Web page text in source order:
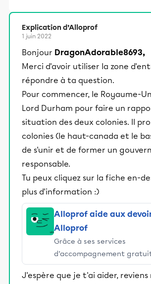
Explication d’Alloprof
1 juin 2022
Bonjour DragonAdorable8693,
Merci d'avoir utiliser la zone
répondre à ta question.
Pour commencer, le Royaume-
Lord Durham pour faire un
situation des deux colonies. Il
colonies (le haut-canada et le
de s'unir et de former un
responsable.
Tu peux cliquez sur la fiche en-
plus d'information :)
Alloprof aide aux
Alloprof
Grâce à ses services
d’accompagnement
stimulants, Alloprof
et leurs parents dans la
J'espère que je t'ai aider, reviens